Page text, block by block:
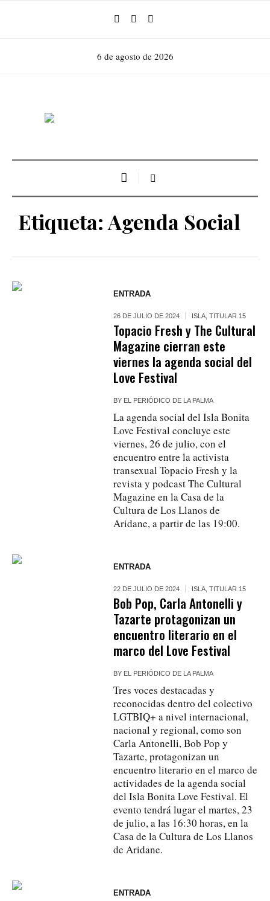
6 de agosto de 2026
Etiqueta:Agenda Social
ENTRADA
26 DE JULIO DE 2024 ISLA ,TITULAR 15
Topacio Fresh y The Cultural
Magazine cierran este
viernes la agenda social del
Love Festival
BY EL PERIÓDICO DE LA PALMA
La agenda social del Isla Bonita
Love Festival concluye este
viernes, 26 de julio, con el
encuentro entre la activista
transexual Topacio Fresh y la
revista y podcast The Cultural
Magazine en la Casa de la
Cultura de Los Llanos de
Aridane, a partir de las 19:00.
ENTRADA
22 DE JULIO DE 2024 ISLA ,TITULAR 15
Bob Pop, Carla Antonelli y
Tazarte protagonizan un
encuentro literario en el
marco del Love Festival
BY EL PERIÓDICO DE LA PALMA
Tres voces destacadas y
reconocidas dentro del colectivo
LGTBIQ+ a nivel internacional,
nacional y regional, como son
Carla Antonelli, Bob Pop y
Tazarte, protagonizan un
encuentro literario en el marco de
actividades de la agenda social
del Isla Bonita Love Festival. El
evento tendrá lugar el martes, 23
de julio, a las 16:30 horas, en la
Casa de la Cultura de Los Llanos
de Aridane.
ENTRADA